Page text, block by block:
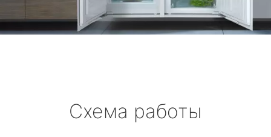
Схема работы